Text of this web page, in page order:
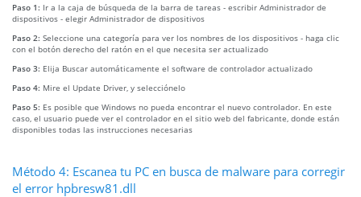
Paso 1: Ir a la caja de búsqueda de la barra de tareas - escribir Administrador de
dispositivos - elegir Administrador de dispositivos
Paso 2: Seleccione una categoría para ver los nombres de los dispositivos - haga clic
con el botón derecho del ratón en el que necesita ser actualizado
Paso 3: Elija Buscar automáticamente el software de controlador actualizado
Paso 4: Mire el Update Driver, y selecciónelo
Paso 5: Es posible que Windows no pueda encontrar el nuevo controlador. En este
caso, el usuario puede ver el controlador en el sitio web del fabricante, donde están
disponibles todas las instrucciones necesarias
Método 4: Escanea tu PC en busca de malware para corregir
el error hpbresw81.dll